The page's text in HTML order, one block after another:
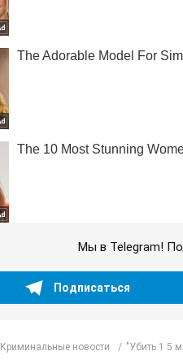
Мы в Telegram!
Подписаться
Криминальные новости "Убить 1 5